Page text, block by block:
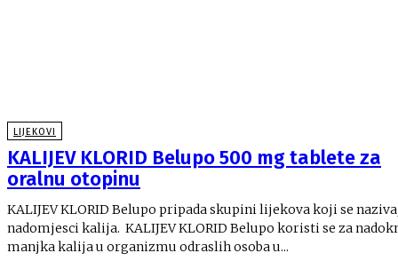
LIJEKOVI
KALIJEV KLORID Belupo 500 mg tablete za
oralnu otopinu
KALIJEV KLORID Belupo pripada skupini lijekova koji se
nadomjesci kalija. KALIJEV KLORID Belupo koristi se za nadoknadu
manjka kalija u organizmu odraslih osoba u...